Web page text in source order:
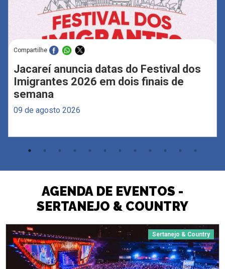
Compartilhe
Jacareí anuncia datas do Festival dos
Imigrantes 2026 em dois finais de
semana
09 de agosto 2026
AGENDA DE EVENTOS -
SERTANEJO & COUNTRY
Sertanejo & Country